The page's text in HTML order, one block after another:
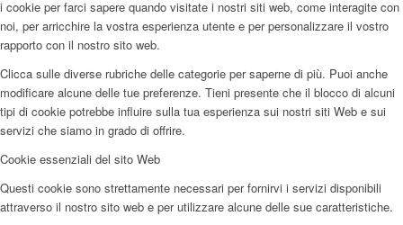
i cookie per farci sapere quando visitate i nostri siti web, come interagite con
noi, per arricchire la vostra esperienza utente e per personalizzare il vostro
rapporto con il nostro sito web.
Clicca sulle diverse rubriche delle categorie per saperne di più. Puoi anche
modificare alcune delle tue preferenze. Tieni presente che il blocco di alcuni
tipi di cookie potrebbe influire sulla tua esperienza sui nostri siti Web e sui
servizi che siamo in grado di offrire.
Cookie essenziali del sito Web
Questi cookie sono strettamente necessari per fornirvi i servizi disponibili
attraverso il nostro sito web e per utilizzare alcune delle sue caratteristiche.